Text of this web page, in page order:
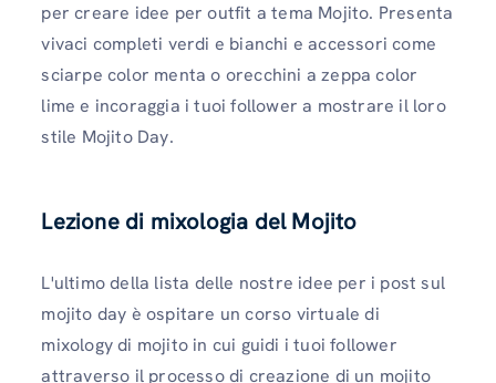
per creare idee per outfit a tema Mojito. Presenta
vivaci completi verdi e bianchi e accessori come
sciarpe color menta o orecchini a zeppa color
lime e incoraggia i tuoi follower a mostrare il loro
stile Mojito Day.
Lezione di mixologia del Mojito
L'ultimo della lista delle nostre idee per i post sul
mojito day è ospitare un corso virtuale di
mixology di mojito in cui guidi i tuoi follower
attraverso il processo di creazione di un mojito